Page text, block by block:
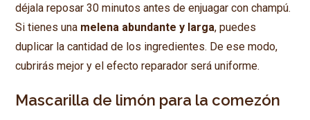
déjala reposar 30 minutos antes de enjuagar con champú.
Si tienes una melena abundante y larga, puedes
duplicar la cantidad de los ingredientes. De ese modo,
cubrirás mejor y el efecto reparador será uniforme.
Mascarilla de limón para la comezón